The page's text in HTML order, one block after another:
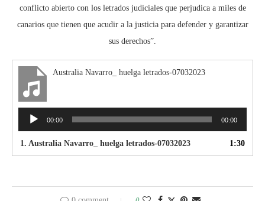
conflicto abierto con los letrados judiciales que perjudica a miles de
canarios que tienen que acudir a la justicia para defender y garantizar
sus derechos”.
Australia Navarro_ huelga letrados-07032023
Reproductor
00:00 00:00
1. Australia Navarro_ huelga letrados-07032023 1:30